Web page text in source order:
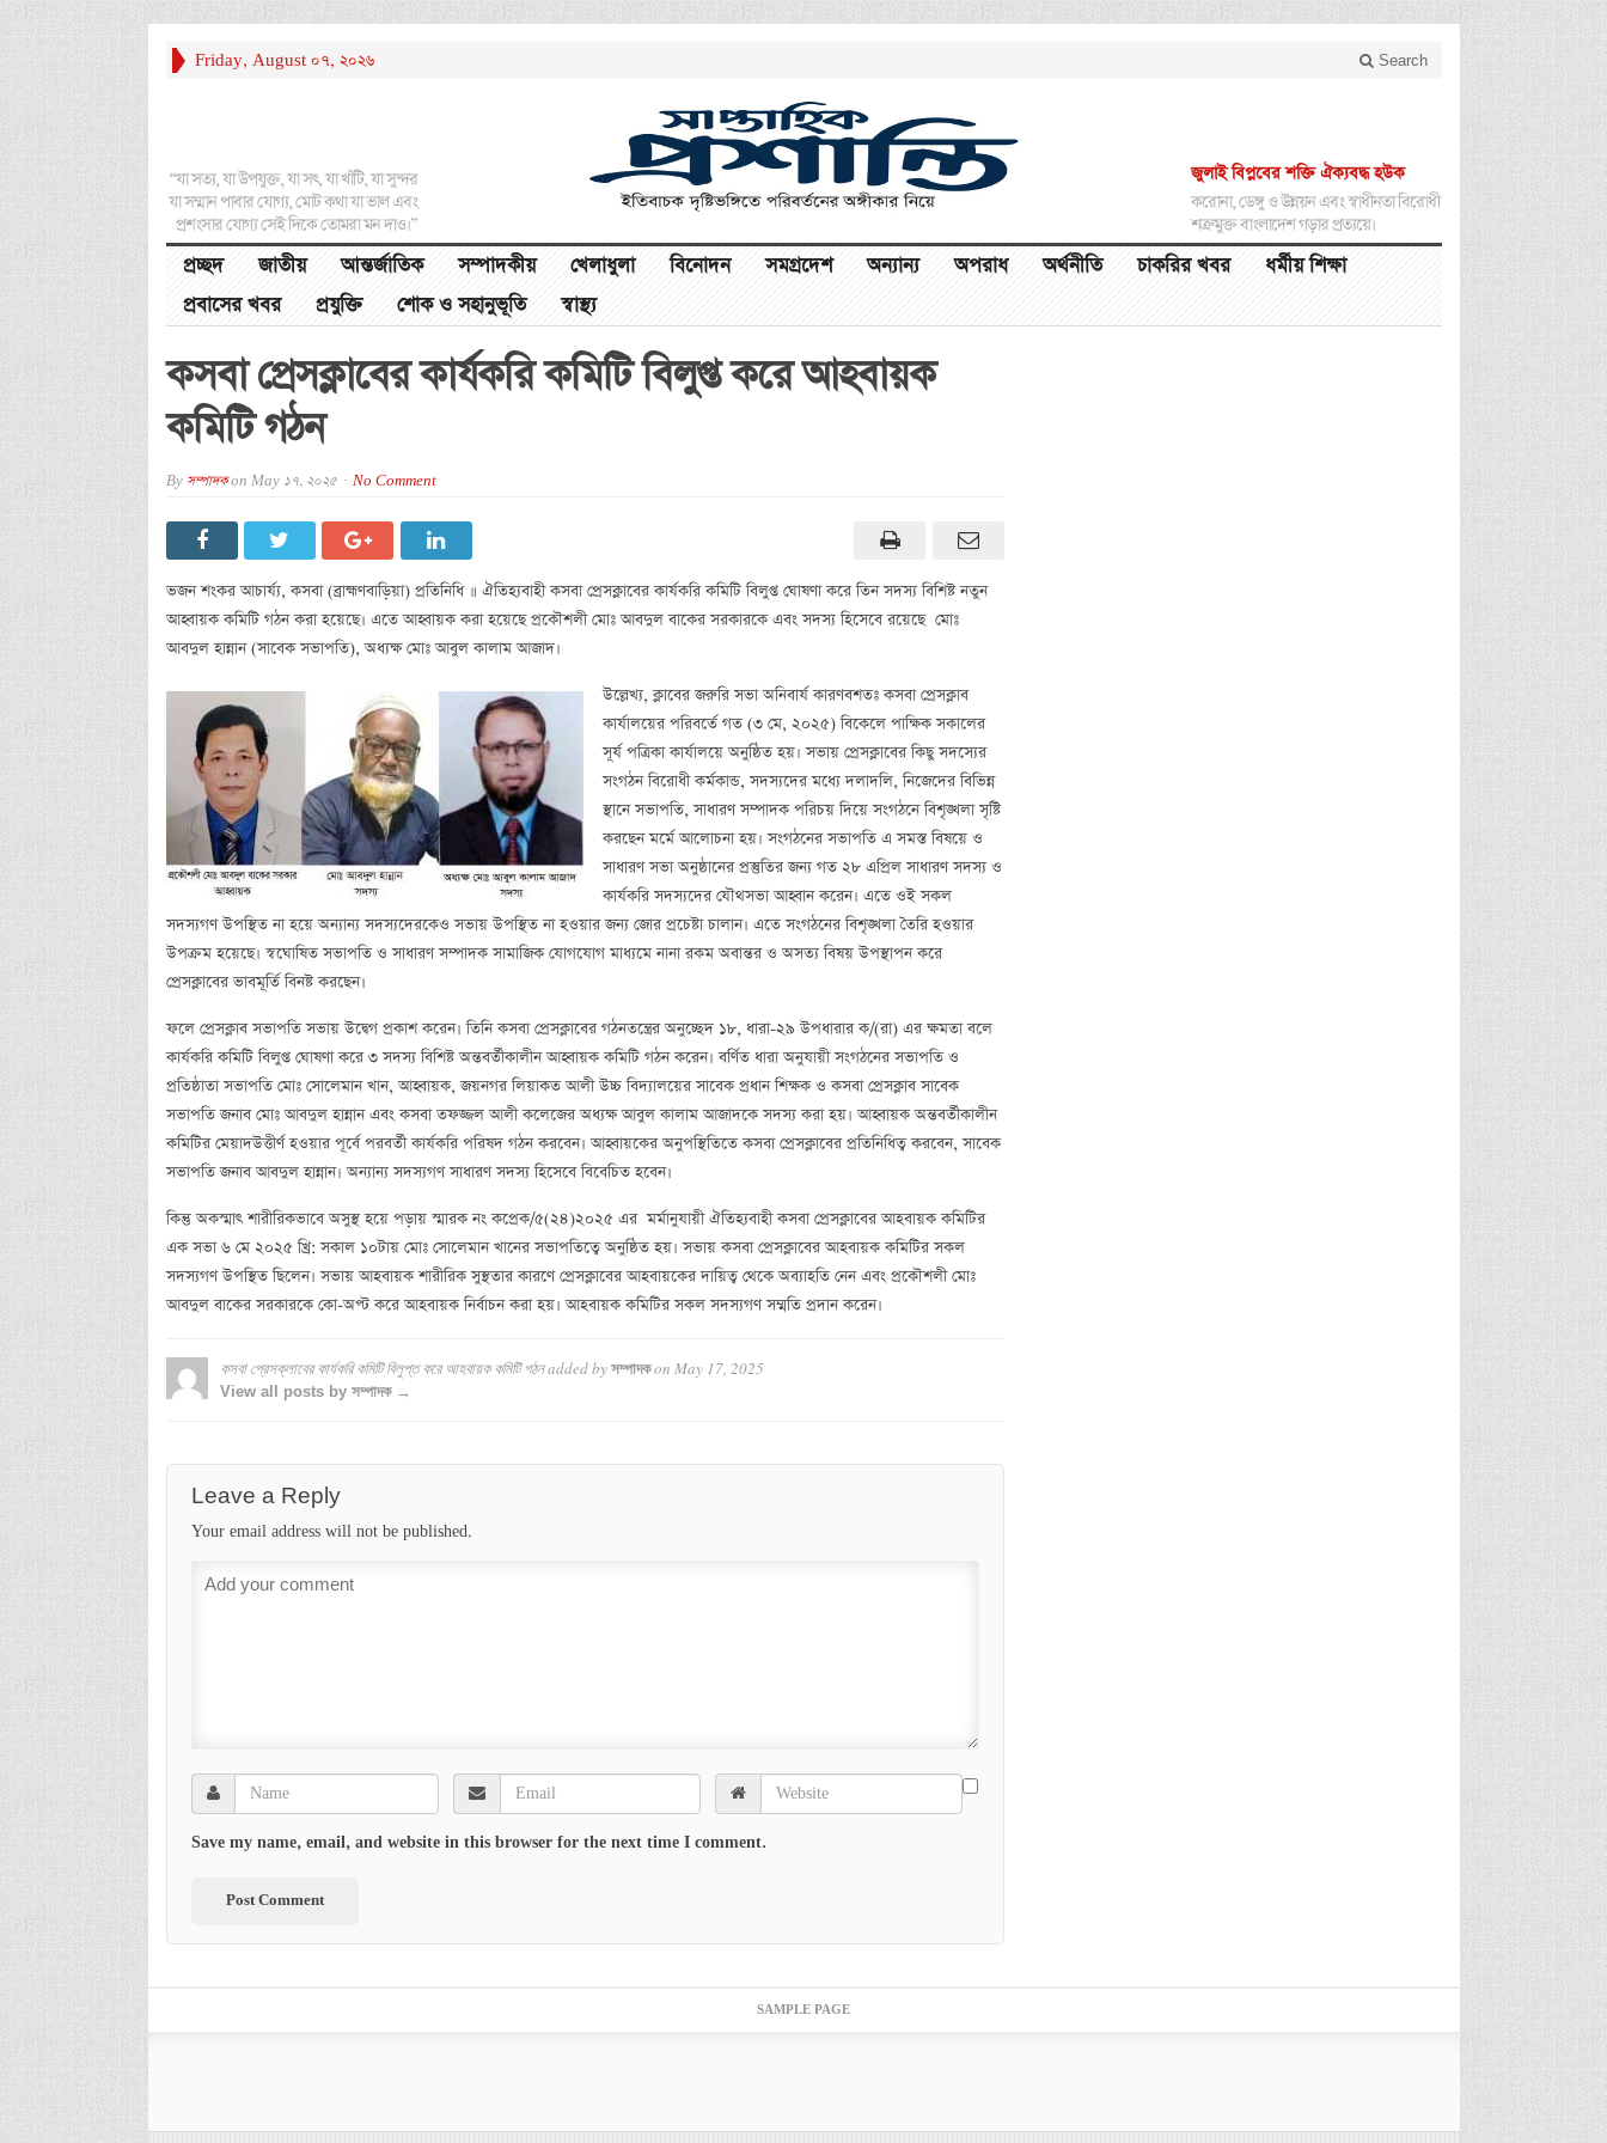
Friday, August 07, 2026 Search
“যা সত্য, যা উপযুক্ত, যা সৎ, যা খাঁটি, যা সুন্দর
যা সম্মান পাবার যোগ্য, মোট কথা যা ভাল এবং
প্রশংসার যোগ্য সেই দিকে তোমরা মন দাও।”
জুলাই বিপ্লবের শক্তি ঐক্যবদ্ধ হউক
করোনা, ডেঙ্গু ও উন্নয়ন এবং স্বাধীনতা বিরোধী
শত্রুমুক্ত বাংলাদেশ গড়ার প্রত্যয়ে।
প্রচ্ছদ জাতীয় আন্তর্জাতিক সম্পাদকীয় খেলাধুলা বিনোদন সমগ্রদেশ অন্যান্য অপরাধ অর্থনীতি চাকরির খবর
ধর্মীয় শিক্ষা
প্রবাসের খবর
প্রযুক্তি শোক ও সহানুভূতি স্বাস্থ্য
কসবা প্রেসক্লাবের কার্যকরি কমিটি বিলুপ্ত করে আহবায়ক
কমিটি গঠন
By সম্পাদকon May 17, 2025 No Comment
ভজন শংকর আচার্য্য, কসবা (ব্রাহ্মণবাড়িয়া) প্রতিনিধি ॥ ঐতিহ্যবাহী কসবা প্রেসক্লাবের কার্যকরি কমিটি বিলুপ্ত ঘোষণা করে তিন সদস্য বিশিষ্ট নতুন
আহ্বায়ক কমিটি গঠন করা হয়েছে। এতে আহ্বায়ক করা হয়েছে প্রকৌশলী মোঃ আবদুল বাকের সরকারকে এবং সদস্য হিসেবে রয়েছে মোঃ
আবদুল হান্নান (সাবেক সভাপতি), অধ্যক্ষ মোঃ আবুল কালাম আজাদ।
উল্লেখ্য, ক্লাবের জরুরি সভা অনিবার্য কারণবশতঃ কসবা প্রেসক্লাব
কার্যালয়ের পরিবর্তে গত (৩ মে, ২০২৫) বিকেলে পাক্ষিক সকালের
সূর্য পত্রিকা কার্যালয়ে অনুষ্ঠিত হয়। সভায় প্রেসক্লাবের কিছু সদস্যের
সংগঠন বিরোধী কর্মকান্ড, সদস্যদের মধ্যে দলাদলি, নিজেদের বিভিন্ন
স্থানে সভাপতি, সাধারণ সম্পাদক পরিচয় দিয়ে সংগঠনে বিশৃঙ্খলা সৃষ্টি
করছেন মর্মে আলোচনা হয়। সংগঠনের সভাপতি এ সমস্ত বিষয়ে ও
সাধারণ সভা অনুষ্ঠানের প্রস্তুতির জন্য গত ২৮ এপ্রিল সাধারণ সদস্য ও
কার্যকরি সদস্যদের যৌথসভা আহ্বান করেন। এতে ওই সকল
সদস্যগণ উপস্থিত না হয়ে অন্যান্য সদস্যদেরকেও সভায় উপস্থিত না হওয়ার জন্য জোর প্রচেষ্টা চালান। এতে সংগঠনের বিশৃঙ্খলা তৈরি হওয়ার
উপক্রম হয়েছে। স্বঘোষিত সভাপতি ও সাধারণ সম্পাদক সামাজিক যোগযোগ মাধ্যমে নানা রকম অবান্তর ও অসত্য বিষয় উপস্থাপন করে
প্রেসক্লাবের ভাবমূর্তি বিনষ্ট করছেন।
ফলে প্রেসক্লাব সভাপতি সভায় উদ্বেগ প্রকাশ করেন। তিনি কসবা প্রেসক্লাবের গঠনতন্ত্রের অনুচ্ছেদ ১৮, ধারা-২৯ উপধারার ক/(রা) এর ক্ষমতা বলে
কার্যকরি কমিটি বিলুপ্ত ঘোষণা করে ৩ সদস্য বিশিষ্ট অন্তবর্তীকালীন আহ্বায়ক কমিটি গঠন করেন। বর্ণিত ধারা অনুযায়ী সংগঠনের সভাপতি ও
প্রতিষ্ঠাতা সভাপতি মোঃ সোলেমান খান, আহ্বায়ক, জয়নগর লিয়াকত আলী উচ্চ বিদ্যালয়ের সাবেক প্রধান শিক্ষক ও কসবা প্রেসক্লাব সাবেক
সভাপতি জনাব মোঃ আবদুল হান্নান এবং কসবা তফজ্জল আলী কলেজের অধ্যক্ষ আবুল কালাম আজাদকে সদস্য করা হয়। আহ্বায়ক অন্তবর্তীকালীন
কমিটির মেয়াদউত্তীর্ণ হওয়ার পূর্বে পরবর্তী কার্যকরি পরিষদ গঠন করবেন। আহ্বায়কের অনুপস্থিতিতে কসবা প্রেসক্লাবের প্রতিনিধিত্ব করবেন, সাবেক
সভাপতি জনাব আবদুল হান্নান। অন্যান্য সদস্যগণ সাধারণ সদস্য হিসেবে বিবেচিত হবেন।
কিন্তু অকস্মাৎ শারীরিকভাবে অসুস্থ হয়ে পড়ায় স্মারক নং কপ্রেক/৫(২৪)২০২৫ এর মর্মানুযায়ী ঐতিহ্যবাহী কসবা প্রেসক্লাবের আহবায়ক কমিটির
এক সভা ৬ মে ২০২৫ খ্রি: সকাল ১০টায় মোঃ সোলেমান খানের সভাপতিত্বে অনুষ্ঠিত হয়। সভায় কসবা প্রেসক্লাবের আহবায়ক কমিটির সকল
সদস্যগণ উপস্থিত ছিলেন। সভায় আহবায়ক শারীরিক সুস্থতার কারণে প্রেসক্লাবের আহবায়কের দায়িত্ব থেকে অব্যাহতি নেন এবং প্রকৌশলী মোঃ
আবদুল বাকের সরকারকে কো-অপ্ট করে আহবায়ক নির্বাচন করা হয়। আহবায়ক কমিটির সকল সদস্যগণ সম্মতি প্রদান করেন।
কসবা প্রেসক্লাবের কার্যকরি কমিটি বিলুপ্ত করে আহবায়ক কমিটি গঠনadded by সম্পাদকon May 17, 2025
View all posts by সম্পাদক →
Leave a Reply
Your email address will not be published.
Save my name, email, and website in this browser for the next time I comment.
SAMPLE PAGE